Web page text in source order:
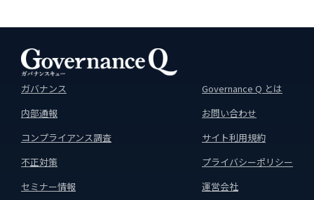
ガバナンス
内部通報
コンプライアンス調査
不正対策
セミナー情報
Governance Q とは
お問い合わせ
サイト利用規約
プライバシーポリシー
運営会社